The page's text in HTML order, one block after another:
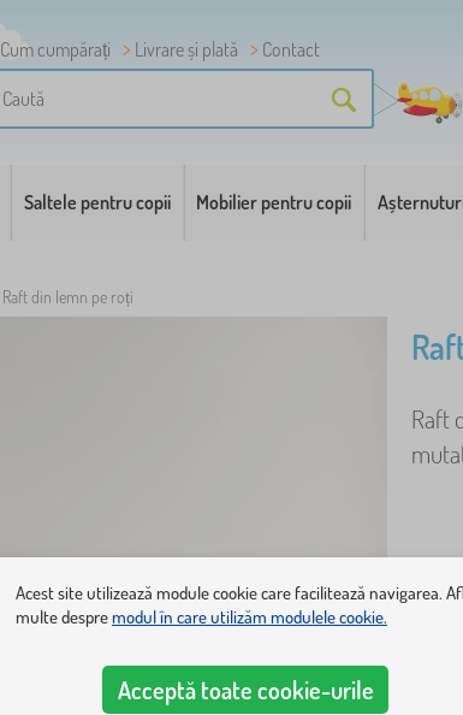
Cum cumpărați Livrare și plată
Contact
Saltele pentru copii Mobilier pentru copii
Raft din lemn pe roți
Raft
Acest site utilizează module cookie care facilitează navigarea.
multe despremodul în care utilizăm modulele cookie.
Acceptă toate cookie-urile